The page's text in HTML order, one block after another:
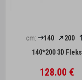
cm: 140 200
140*200 3D Fleks
128.00 €